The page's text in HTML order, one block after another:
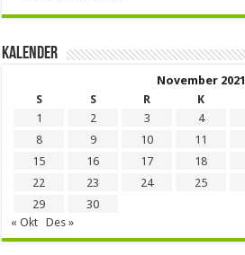
Kalender
November 2021
S
S R K
1
2 3 4
8
9 10 11
15
16 17 18
22
23 24 25
29
30
« Okt
Des »